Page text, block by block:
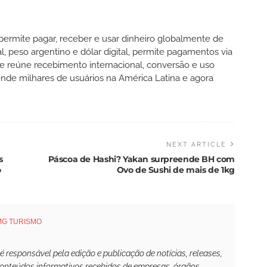
pagar, receber e usar dinheiro globalmente de
peso argentino e dólar digital, permite pagamentos via
reúne recebimento internacional, conversão e uso
milhares de usuários na América Latina e agora
NEXT ARTICLE
Páscoa de Hashi? Yakan surpreende BH com
Ovo de Sushi de mais de 1kg
TURISMO
responsável pela edição e publicação de notícias, releases,